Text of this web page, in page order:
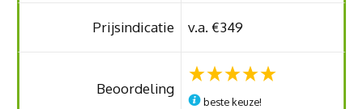
Prijsindicatie v.a. €349
Beoordeling
beste keuze!